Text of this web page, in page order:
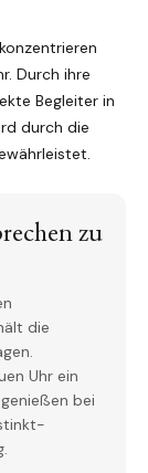
Durch ihre
Begleiter in
durch die
zu
die
Uhr ein
bei